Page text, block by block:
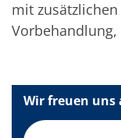
TruEtch®
Marangoni Dryer
RENA_Benefits
Ausbildung
Studium
mit
Vorbehandlung,
Wir freuen uns